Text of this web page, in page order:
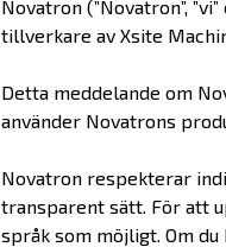
Novatron (”Novatron”,
tillverkare av Xsite
Detta meddelande om
använder Novatrons
Novatron respekterar
transparent sätt. För att
språk som möjligt. Om